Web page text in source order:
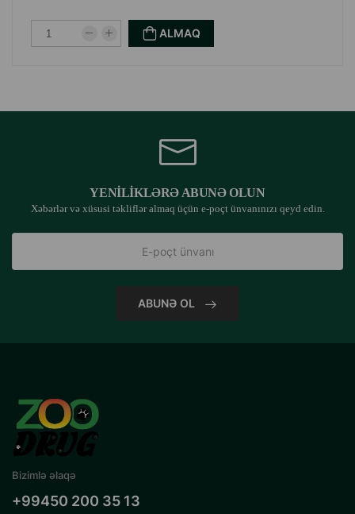
ALMAQ
YENILIKLƏRƏ ABUNƏ OLUN
Xəbərlər və xüsusi təkliflər almaq üçün e-poçt ünvanınızı qeyd edin.
ABUNƏ OL
Bizimlə əlaqə
+99450 200 35 13